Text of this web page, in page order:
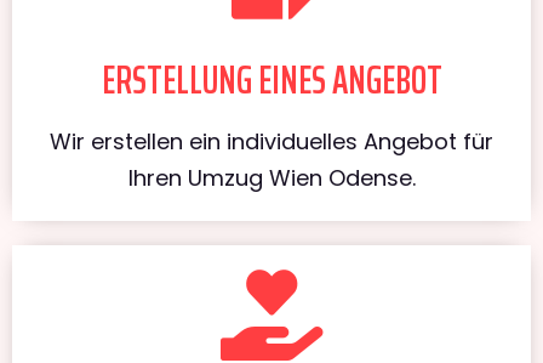
ERSTELLUNG EINES ANGEBOT
Wir erstellen ein individuelles Angebot für
Ihren Umzug Wien Odense.